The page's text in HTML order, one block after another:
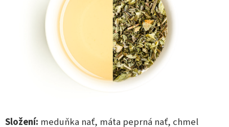
Složení: meduňka nať, máta peprná nať, chmel